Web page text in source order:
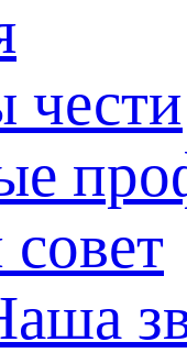
чести